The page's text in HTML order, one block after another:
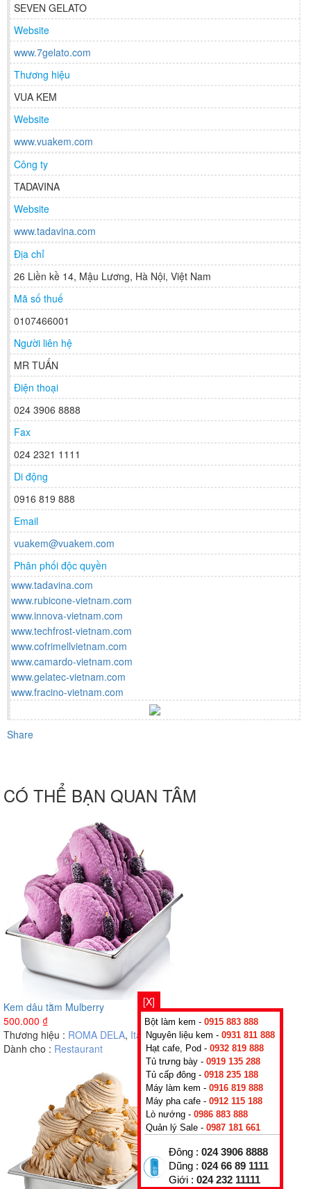
SEVEN GELATO
Website
www.7gelato.com
Thương hiệu
VUA KEM
Website
www.vuakem.com
Công ty
TADAVINA
Website
www.tadavina.com
Địa chỉ
26 Liền kề 14, Mậu Lương, Hà Nội, Việt Nam
Mã số thuế
0107466001
Người liên hệ
MR TUẤN
Điện thoại
024 3906 8888
Fax
024 2321 1111
Di động
0916 819 888
Email
vuakem@vuakem.com
Phân phối độc quyền
www.tadavina.com
www.rubicone-vietnam.com
www.innova-vietnam.com
www.techfrost-vietnam.com
www.cofrimellvietnam.com
www.camardo-vietnam.com
www.gelatec-vietnam.com
www.fracino-vietnam.com
Share
CÓ THỂ BẠN QUAN TÂM
Kem dâu tằm Mulberry
500.000 ₫
Thương hiệu : ROMA DELA, Italy
Dành cho : Restaurant
[X]
Bột làm kem - 0915 883 888
Nguyên liệu kem - 0931 811 888
Hạt cafe, Pod - 0932 819 888
Tủ trưng bày - 0919 135 288
Tủ cấp đông - 0918 235 188
Máy làm kem - 0916 819 888
Máy pha cafe - 0912 115 188
Lò nướng - 0986 883 888
Quản lý Sale - 0987 181 661
Đông : 024 3906 8888
Dũng : 024 66 89 1111
Giới : 024 232 11111